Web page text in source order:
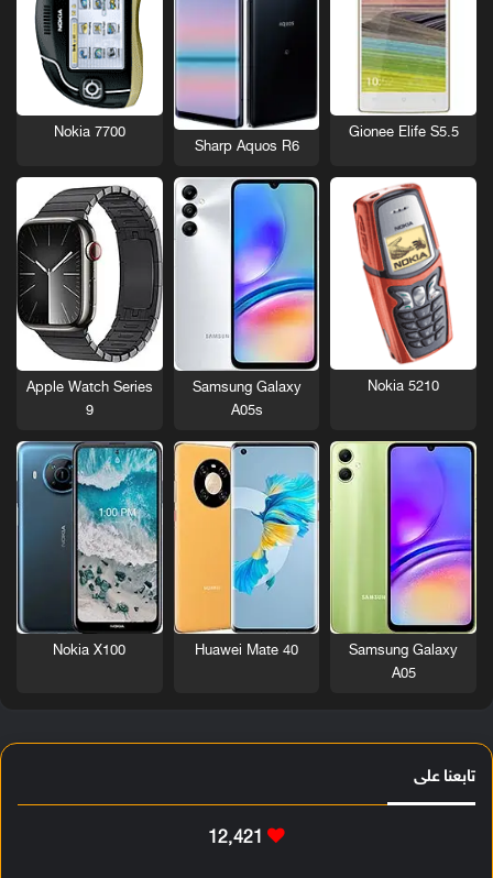
Gionee Elife S5.5
Sharp Aquos R6
Nokia 7700
Nokia 5210
Samsung Galaxy
A05s
Apple Watch Series
9
Samsung Galaxy
A05
Huawei Mate 40
Nokia X100
تابعنا على
12٬421